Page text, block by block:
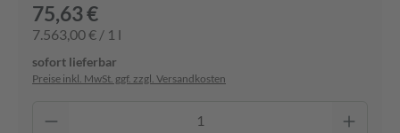
75,63 €
7.563,00 € / 1 l
sofort lieferbar
Preise inkl. MwSt. ggf. zzgl. Versandkosten